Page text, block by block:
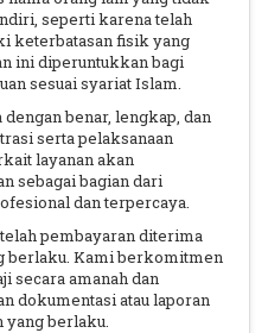
seperti karena telah
keterbatasan fisik yang
ini diperuntukkan bagi
sesuai syariat Islam.
benar, lengkap, dan
serta pelaksanaan
layanan akan
sebagai bagian dari
dan terpercaya.
pembayaran diterima
berlaku. Kami berkomitmen
secara amanah dan
dokumentasi atau laporan
yang berlaku.